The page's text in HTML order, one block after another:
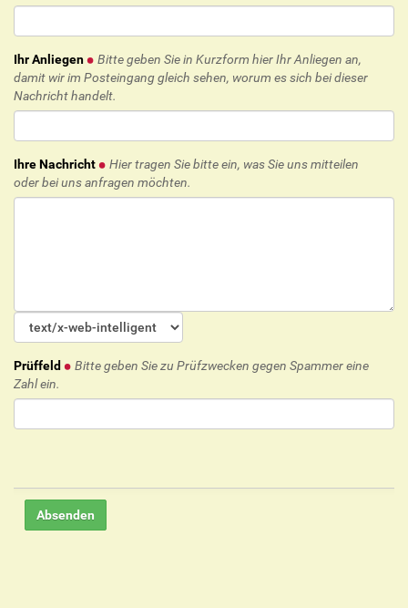
Ihr Anliegen
Bitte geben Sie in Kurzform hier Ihr Anliegen an,
damit wir im Posteingang gleich sehen, worum es sich bei dieser
Nachricht handelt.
Ihre Nachricht
Hier tragen Sie bitte ein, was Sie uns mitteilen
oder bei uns anfragen möchten.
Prüffeld
Bitte geben Sie zu Prüfzwecken gegen Spammer eine
Zahl ein.